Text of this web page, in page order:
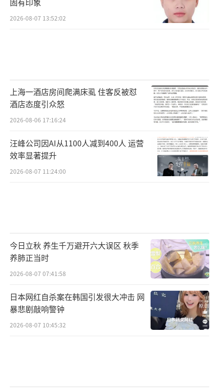
2026-08-07 13:52:02
上海一酒店房间爬满床虱 住客反被怼
酒店态度引众怒
2026-08-06 17:16:24
汪峰公司因AI从1100人减到400人 运营
效率显著提升
2026-08-07 11:24:00
今日立秋 养生千万避开六大误区 秋季
养肺正当时
2026-08-07 07:41:58
日本网红自杀案在韩国引发很大冲击 网
暴悲剧敲响警钟
2026-08-07 10:45:32